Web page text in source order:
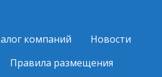
компаний
Новости
Правила размещения